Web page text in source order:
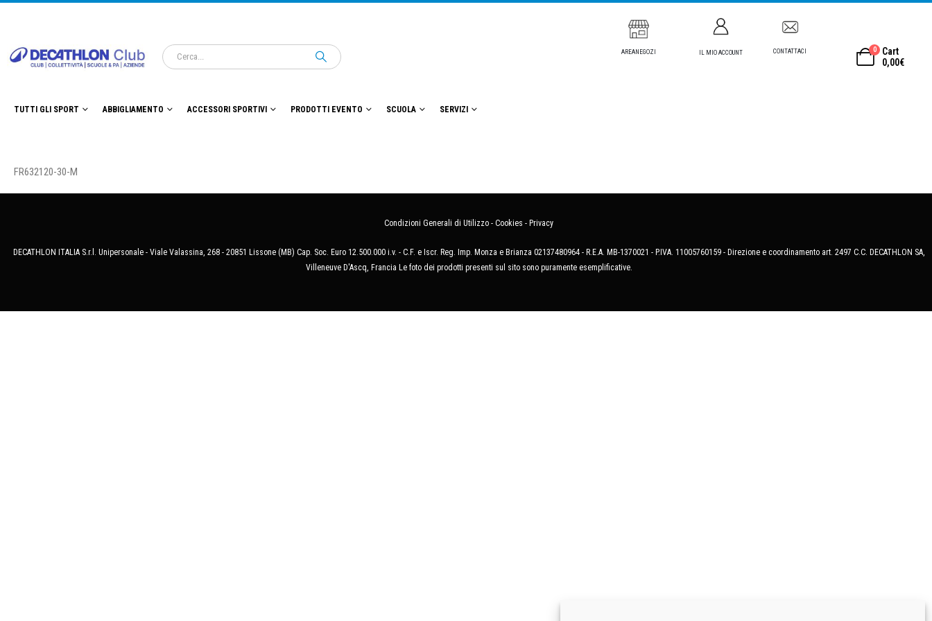
AREANEGOZI IL MIO ACCOUNT CONTATTACI 0
Cart
0,00€
TUTTI GLI SPORT ABBIGLIAMENTO ACCESSORI SPORTIVI PRODOTTI EVENTO SCUOLA SERVIZI
FR632120-30-M
Condizioni Generali di Utilizzo - Cookies - Privacy
DECATHLON ITALIA S.r.l. Unipersonale - Viale Valassina, 268 - 20851 Lissone (MB) Cap. Soc. Euro 12.500.000 i.v. - C.F. e Iscr. Reg. Imp. Monza e Brianza 02137480964 - R.E.A. MB-1370021 - P.IVA. 11005760159 - Direzione e coordinamento art. 2497 C.C. DECATHLON SA,
Villeneuve D'Ascq, Francia Le foto dei prodotti presenti sul sito sono puramente esemplificative.